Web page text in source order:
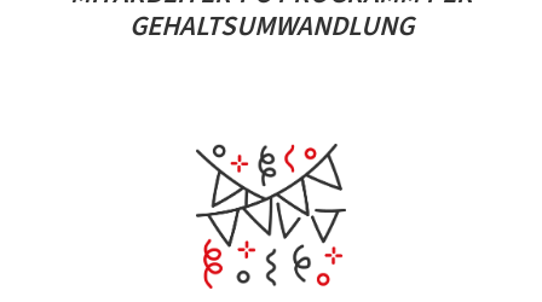
GEHALTSUMWANDLUNG